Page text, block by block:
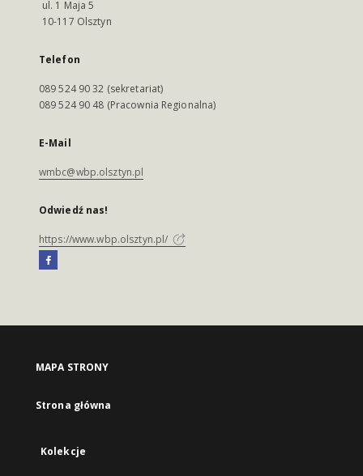
ul. 1 Maja 5
10-117 Olsztyn
Telefon
089 524 90 32 (sekretariat)
089 524 90 48 (Pracownia Regionalna)
E-Mail
wmbc@wbp.olsztyn.pl
Odwiedź nas!
https://www.wbp.olsztyn.pl/
MAPA STRONY
Strona główna
Kolekcje